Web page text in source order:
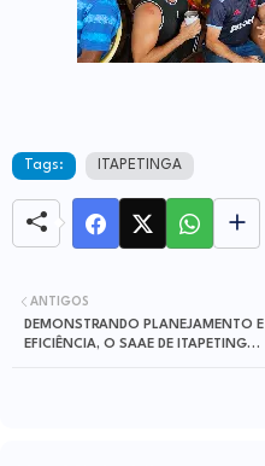
Tags: ITAPETINGA
ANTIGOS
DEMONSTRANDO PLANEJAMENTO E
EFICIÊNCIA, O SAAE DE ITAPETINGA,